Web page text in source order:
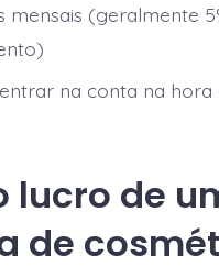
mensais (geralmente
na conta na
lucro de
de